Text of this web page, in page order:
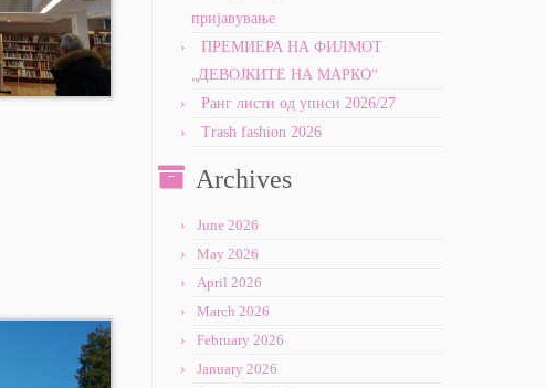
пријавување
ПРЕМИЕРА НА ФИЛМОТ
„ДЕВОЈКИТЕ НА МАРКО“
Ранг листи од уписи 2026/27
Trash fashion 2026
Archives
June 2026
May 2026
April 2026
March 2026
February 2026
January 2026